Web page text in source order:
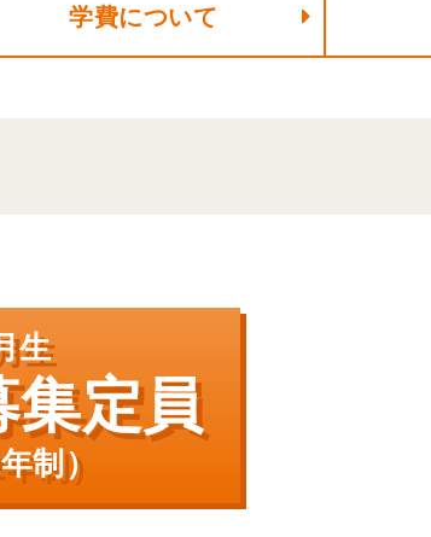
学費について
生
集定員
制）